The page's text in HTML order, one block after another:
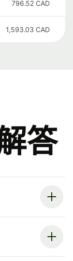
796.52 CAD
1,593.03 CAD
答